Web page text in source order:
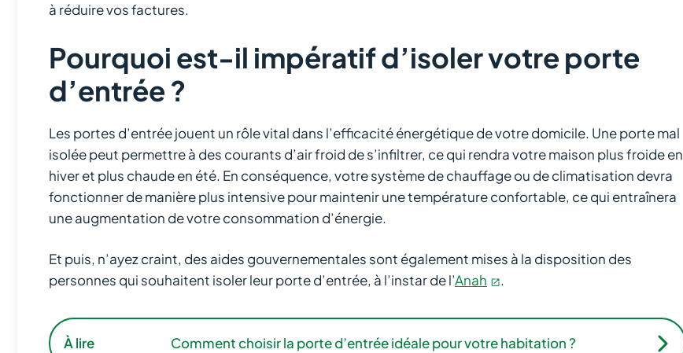
à réduire vos factures.
Pourquoi est-il impératif d’isoler votre porte
d’entrée ?
Les portes d’entrée jouent un rôle vital dans l’efficacité énergétique de votre domicile. Une porte mal
isolée peut permettre à des courants d’air froid de s’infiltrer, ce qui rendra votre maison plus froide en
hiver et plus chaude en été. En conséquence, votre système de chauffage ou de climatisation devra
fonctionner de manière plus intensive pour maintenir une température confortable, ce qui entraînera
une augmentation de votre consommation d’énergie.
Et puis, n’ayez craint, des aides gouvernementales sont également mises à la disposition des
personnes qui souhaitent isoler leur porte d’entrée, à l’instar de l’Anah .
À lire Comment choisir la porte d’entrée idéale pour votre habitation ?